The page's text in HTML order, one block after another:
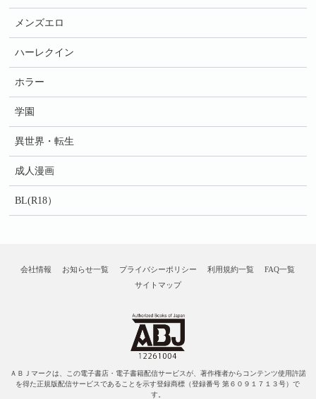
メンズエロ
ハーレクイン
ホラー
学園
異世界・転生
成人漫画
BL(R18）
会社情報 お知らせ一覧 プライバシーポリシー 利用規約一覧
FAQ一覧
サイトマップ
ＡＢＪマークは、この電子書店・電子書籍配信サービスが、著作権者からコンテンツ使用許諾
を得た正規版配信サービスであることを示す登録商標（登録番号 第６０９１７１３号）で
す。